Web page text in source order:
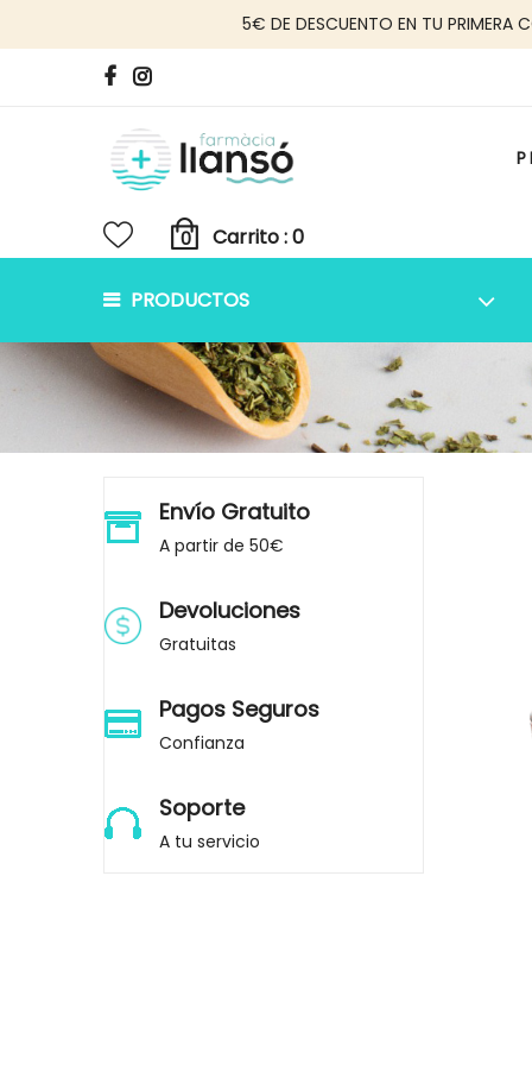
5€ DE DESCUENTO EN TU PRIMERA
Carrito :
PRODUCTOS
Envío Gratuito
A partir de 50€
Devoluciones
Gratuitas
Pagos Seguros
Confianza
Soporte
A tu servicio